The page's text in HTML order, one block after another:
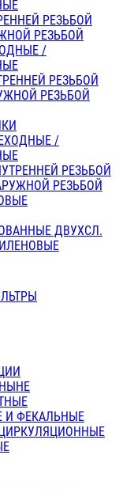
РЕЗЬБОЙ
РЕЗЬБОЙ
/
РЕЗЬБОЙ
РЕЗЬБОЙ
/
РЕЗЬБОЙ
РЕЗЬБОЙ
ДВУХСЛ.
И ФЕКАЛЬНЫЕ